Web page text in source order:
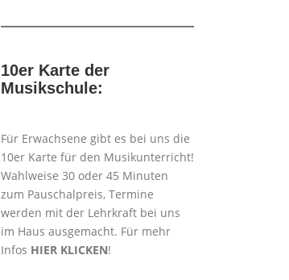
10er Karte der
Musikschule:
Für Erwachsene gibt es bei uns die
10er Karte für den Musikunterricht!
Wahlweise 30 oder 45 Minuten
zum Pauschalpreis, Termine
werden mit der Lehrkraft bei uns
im Haus ausgemacht. Für mehr
Infos HIER KLICKEN!